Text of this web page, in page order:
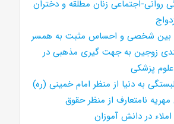
روانی-اجتماعی زنان مطلقه و دختران
بین شخصی و احساس مثبت به همسر
زوجین به جهت گیری مذهبی در
علوم پزشکی
به دنیا از منظر امام خمینی (ره)
نامتعارف از منظر حقوق
در دانش آموزان